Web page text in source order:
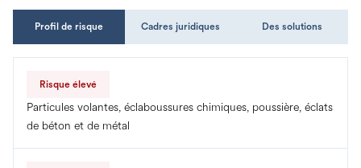
Profil de risque Cadres juridiques Des solutions
Risque élevé
Particules volantes, éclaboussures chimiques, poussière, éclats
de béton et de métal